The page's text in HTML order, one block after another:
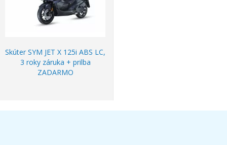
Skúter SYM JET X 125i ABS LC,
3 roky záruka + prilba
ZADARMO